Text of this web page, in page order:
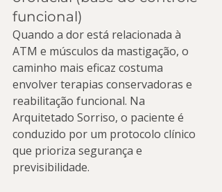
funcional)
Quando a dor está relacionada à
ATM e músculos da mastigação, o
caminho mais eficaz costuma
envolver terapias conservadoras e
reabilitação funcional. Na
Arquitetado Sorriso, o paciente é
conduzido por um protocolo clínico
que prioriza segurança e
previsibilidade.